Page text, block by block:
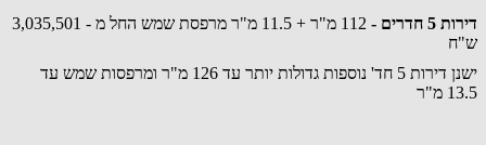
דירות 5 חדרים -
112 מ"ר + 11.5 מ"ר מרפסת שמש החל מ - 3,035,501
ש"ח
ישנן דירות 5 חד' נוספות גדולות יותר עד 126 מ"ר ומרפסות שמש עד
13.5 מ"ר